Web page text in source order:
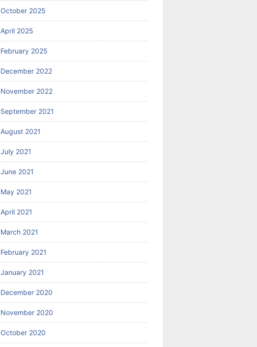
October 2025
April 2025
February 2025
December 2022
November 2022
September 2021
August 2021
July 2021
June 2021
May 2021
April 2021
March 2021
February 2021
January 2021
December 2020
November 2020
October 2020